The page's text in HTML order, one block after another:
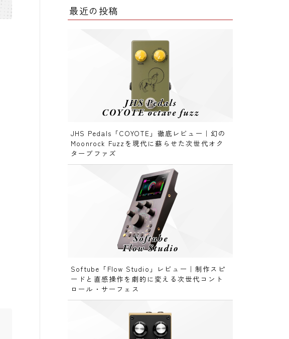
最近の投稿
JHS Pedals「COYOTE」徹底レビュー｜幻の
Moonrock Fuzzを現代に蘇らせた次世代オク
ターブファズ
Softube「Flow Studio」レビュー｜制作スピ
ードと直感操作を劇的に変える次世代コント
ロール・サーフェス